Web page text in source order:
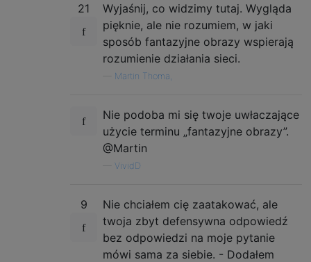
21
Wyjaśnij, co widzimy tutaj. Wygląda
pięknie, ale nie rozumiem, w jaki
sposób fantazyjne obrazy wspierają
rozumienie działania sieci.
Martin Thoma,
Nie podoba mi się twoje uwłaczające
użycie terminu „fantazyjne obrazy”.
@Martin
VividD
9
Nie chciałem cię zaatakować, ale
twoja zbyt defensywna odpowiedź
bez odpowiedzi na moje pytanie
mówi sama za siebie. - Dodałem